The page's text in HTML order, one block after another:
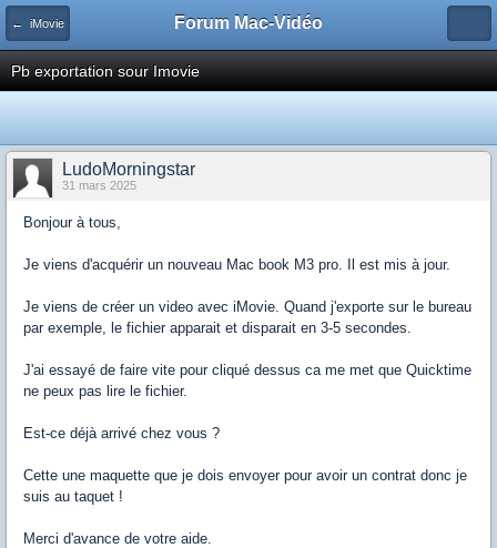
← iMovie Forum Mac-Vidéo
Pb exportation sour Imovie
LudoMorningstar
31 mars 2025
Bonjour à tous,
Je viens d'acquérir un nouveau Mac book M3 pro. Il est mis à jour.
Je viens de créer un video avec iMovie. Quand j'exporte sur le bureau
par exemple, le fichier apparait et disparait en 3-5 secondes.
J'ai essayé de faire vite pour cliqué dessus ca me met que Quicktime
ne peux pas lire le fichier.
Est-ce déjà arrivé chez vous ?
Cette une maquette que je dois envoyer pour avoir un contrat donc je
suis au taquet !
Merci d'avance de votre aide.